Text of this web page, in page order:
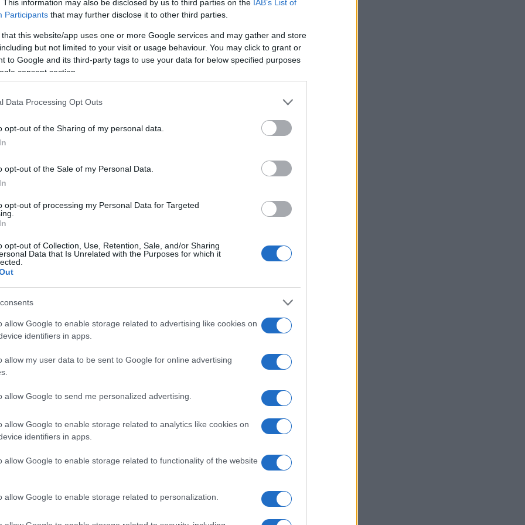
This information may also be disclosed by us to third parties on the IAB’s List of
Participants that may further disclose it to other third parties.
that this website/app uses one or more Google services and may gather and store
but not limited to your visit or usage behaviour. You may click to grant or
to Google and its third-party tags to use your data for below specified purposes
consent section.
Data Processing Opt Outs
opt-out of the Sharing of my personal data.
opt-out of the Sale of my Personal Data.
opt-out of processing my Personal Data for Targeted
opt-out of Collection, Use, Retention, Sale, and/or Sharing
Data that Is Unrelated with the Purposes for which it
allow Google to enable storage related to advertising like cookies on
identifiers in apps.
allow my user data to be sent to Google for online advertising
allow Google to send me personalized advertising.
allow Google to enable storage related to analytics like cookies on
identifiers in apps.
allow Google to enable storage related to functionality of the website
allow Google to enable storage related to personalization.
o sută de ani, până la Jessica, fetița lui de două
mama artistului,Mamia , așa cum îi spun copiii ei,
pe care Pepe însuși nu le mai văzuse de ani
prin curte. Apoi nepoții,
generația de acum:
altele, pe același ecran.
cel mai tânăr membru al familiei:
oară când artistul o arată lumii.
final al unui film care îi povestește toată
Și se vede de ce.
crescut. Frați, surori, veri, verișoare, toți la o
mai mare. Eu așa am știut că e viața. Cu gălăgie
cu absolut totul. Și am vrut să cânt asta exact
Cine a crescut ca noi va înțelege din primele
măcar o dată o masă plină de copii și de
departe
acela vine dinspre nepoții lui Pepe.
generației care urmează.
pentru că adormea în orice gălăgie, este
care ține tobele lui Pepe îl învață pe Ayan, fiul lui,
care o au bărbații care au învățat muzica înainte să
și de Franco, își asumă și el în film rolul de
o face cu zâmbetul pe buze în familie: în viața
cu adevărat este playback-ul. Dar și asta face